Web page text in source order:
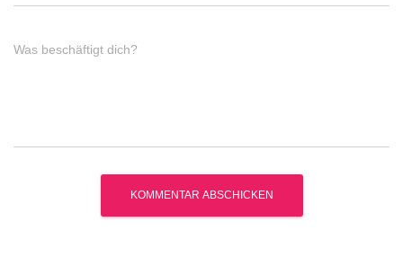
Was beschäftigt dich?